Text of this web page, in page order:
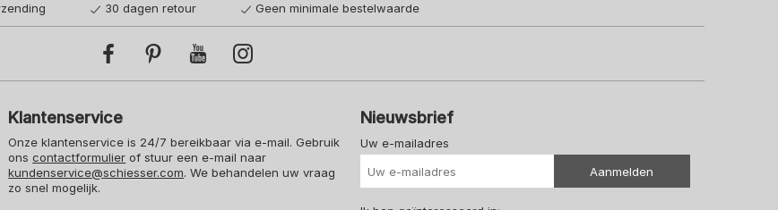
30 dagen retour Geen minimale bestelwaarde
Klantenservice
Onze klantenservice is 24/7 bereikbaar via e-mail. Gebruik
onscontactformulier of stuur een e-mail naar
kundenservice@schiesser.com. We behandelen uw vraag
zo snel mogelijk.
Nieuwsbrief
Uw e-mailadres
Aanmelden